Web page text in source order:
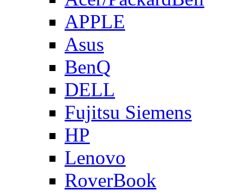
APPLE
Asus
BenQ
DELL
Fujitsu Siemens
HP
Lenovo
RoverBook